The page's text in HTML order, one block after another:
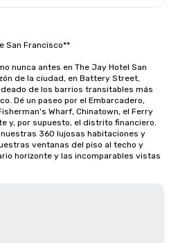
San Francisco**
nunca antes en The Jay Hotel San
de la ciudad, en Battery Street,
de los barrios transitables más
Dé un paseo por el Embarcadero,
Wharf, Chinatown, el Ferry
y, por supuesto, el distrito financiero.
360 lujosas habitaciones y
ventanas del piso al techo y
horizonte y las incomparables vistas